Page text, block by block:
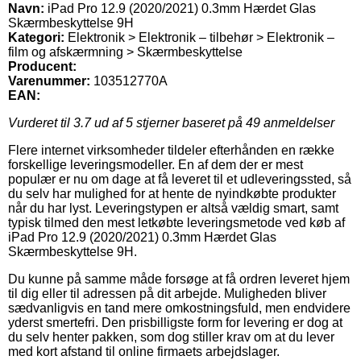
Navn: iPad Pro 12.9 (2020/2021) 0.3mm Hærdet Glas
Skærmbeskyttelse 9H
Kategori: Elektronik > Elektronik – tilbehør > Elektronik –
film og afskærmning > Skærmbeskyttelse
Producent:
Varenummer: 103512770A
EAN:
Vurderet til 3.7ud af 5 stjerner baseret på 49 anmeldelser
Flere internet virksomheder tildeler efterhånden en række
forskellige leveringsmodeller. En af dem der er mest
populær er nu om dage at få leveret til et udleveringssted, så
du selv har mulighed for at hente de nyindkøbte produkter
når du har lyst. Leveringstypen er altså vældig smart, samt
typisk tilmed den mest letkøbte leveringsmetode ved køb af
iPad Pro 12.9 (2020/2021) 0.3mm Hærdet Glas
Skærmbeskyttelse 9H.
Du kunne på samme måde forsøge at få ordren leveret hjem
til dig eller til adressen på dit arbejde. Muligheden bliver
sædvanligvis en tand mere omkostningsfuld, men endvidere
yderst smertefri. Den prisbilligste form for levering er dog at
du selv henter pakken, som dog stiller krav om at du lever
med kort afstand til online firmaets arbejdslager.